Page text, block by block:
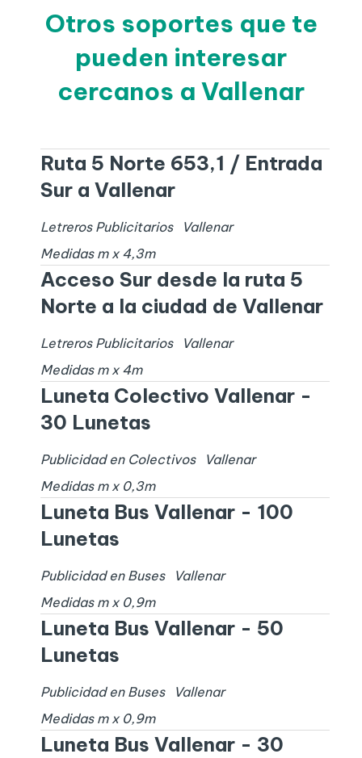
Otros soportes que te
pueden interesar
cercanos a Vallenar
Ruta 5 Norte 653,1 / Entrada
Sur a Vallenar
Letreros Publicitarios
Vallenar
Medidas m x 4,3m
Acceso Sur desde la ruta 5
Norte a la ciudad de Vallenar
Letreros Publicitarios
Vallenar
Medidas m x 4m
Luneta Colectivo Vallenar -
30 Lunetas
Publicidad en Colectivos
Vallenar
Medidas m x 0,3m
Luneta Bus Vallenar - 100
Lunetas
Publicidad en Buses
Vallenar
Medidas m x 0,9m
Luneta Bus Vallenar - 50
Lunetas
Publicidad en Buses
Vallenar
Medidas m x 0,9m
Luneta Bus Vallenar - 30